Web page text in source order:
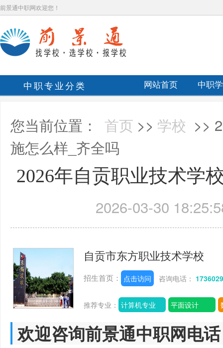
前景通中职网欢迎您！
中职专业分类 网站首页 中职
您当前位置： 首页 >> 学校 >>
施怎么样_齐全吗
2026年自贡职业技术学
2026-03-30
自贡市东方职业技术学校
招生首页： 点击访问 咨询电话：
推荐专业： 计算机专业 平面设计
欢迎咨询前景通中职网电